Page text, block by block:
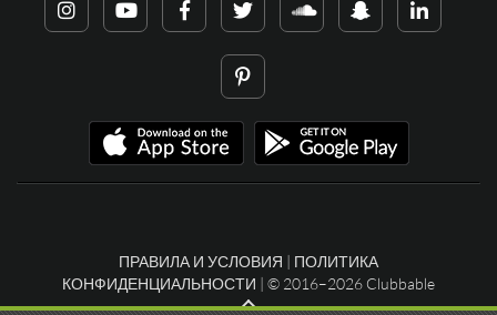
ПРАВИЛА И УСЛОВИЯ | ПОЛИТИКА
КОНФИДЕНЦИАЛЬНОСТИ | © 2016–2026 Clubbable